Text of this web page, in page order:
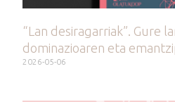
“Lan desiragarriak”. Gure
dominazioaren eta
2026-05-06